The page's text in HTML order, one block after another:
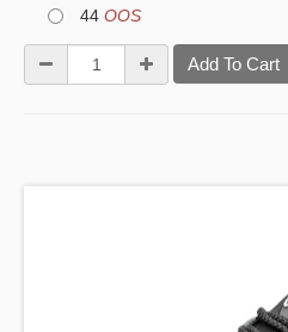
44 OOS
Add To Cart